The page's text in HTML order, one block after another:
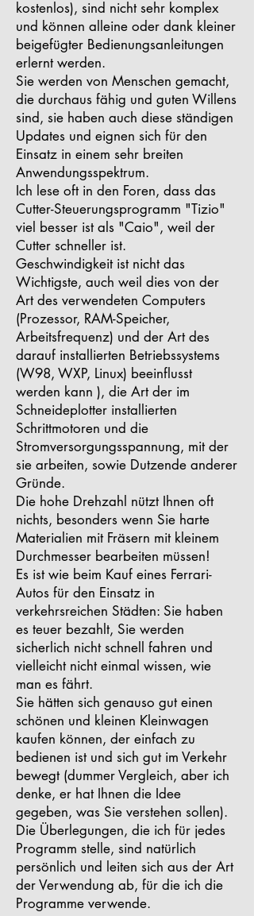
kostenlos), sind nicht sehr komplex
und können alleine oder dank kleiner
beigefügter Bedienungsanleitungen
erlernt werden.
Sie werden von Menschen gemacht,
die durchaus fähig und guten Willens
sind, sie haben auch diese ständigen
Updates und eignen sich für den
Einsatz in einem sehr breiten
Anwendungsspektrum.
Ich lese oft in den Foren, dass das
Cutter-Steuerungsprogramm "Tizio"
viel besser ist als "Caio", weil der
Cutter schneller ist.
Geschwindigkeit ist nicht das
Wichtigste, auch weil dies von der
Art des verwendeten Computers
(Prozessor, RAM-Speicher,
Arbeitsfrequenz) und der Art des
darauf installierten Betriebssystems
(W98, WXP, Linux) beeinflusst
werden kann ), die Art der im
Schneideplotter installierten
Schrittmotoren und die
Stromversorgungsspannung, mit der
sie arbeiten, sowie Dutzende anderer
Gründe.
Die hohe Drehzahl nützt Ihnen oft
nichts, besonders wenn Sie harte
Materialien mit Fräsern mit kleinem
Durchmesser bearbeiten müssen!
Es ist wie beim Kauf eines Ferrari-
Autos für den Einsatz in
verkehrsreichen Städten: Sie haben
es teuer bezahlt, Sie werden
sicherlich nicht schnell fahren und
vielleicht nicht einmal wissen, wie
man es fährt.
Sie hätten sich genauso gut einen
schönen und kleinen Kleinwagen
kaufen können, der einfach zu
bedienen ist und sich gut im Verkehr
bewegt (dummer Vergleich, aber ich
denke, er hat Ihnen die Idee
gegeben, was Sie verstehen sollen).
Die Überlegungen, die ich für jedes
Programm stelle, sind natürlich
persönlich und leiten sich aus der Art
der Verwendung ab, für die ich die
Programme verwende.